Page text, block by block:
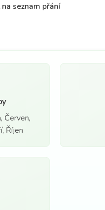
seznam přání
Červen,
Říjen